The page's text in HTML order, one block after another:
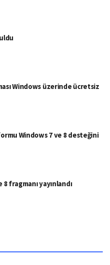
Windows üzerinde ücretsiz
Windows 7 ve 8 desteğini
fragmanı yayınlandı